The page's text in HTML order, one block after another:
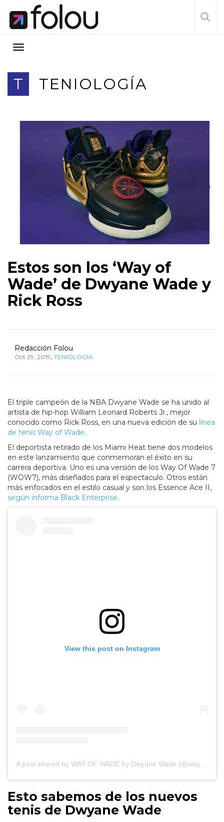
T TENIOLOGÍA
Estos son los ‘Way of
Wade’ de Dwyane Wade y
Rick Ross
Redacción Folou
Oct 29, 2019, TENIOLOGÍA
El triple campeón de la NBA Dwyane Wade se ha unido al
artista de hip-hop William Leonard Roberts Jr., mejor
conocido como Rick Ross, en una nueva edición de su línea
de tenis Way of Wade.
El deportista retirado de los Miami Heat tiene dos modelos
en este lanzamiento que conmemoran el éxito en su
carrera deportiva. Uno es una versión de los Way Of Wade 7
(WOW7), más diseñados para el espectaculo. Otros están
más enfocados en el estilo casual y son los Essence Ace II,
según informa Black Enterprise.
View this post on Instagram
A post shared by WAY OF WADE by Dwyane Wade (@wayofwade)
Esto sabemos de los nuevos
tenis de Dwyane Wade